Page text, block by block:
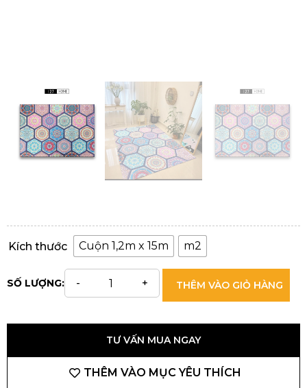
Kích thước Cuộn 1,2m x 15m m2
SỐ LƯỢNG: THÊM VÀO GIỎ HÀNG
TƯ VẤN MUA NGAY
THÊM VÀO MỤC YÊU THÍCH